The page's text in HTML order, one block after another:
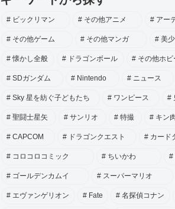
ビックリマン その他アニメ アー
その他ゲーム その他マンガ 美
懐かし全般 ドラゴンボール その他ホビ
SDガンダム Nintendo ニュース
Sky 星を紡ぐ子どもたち ワンピース
聖闘士星矢 サンリオ 特撮 キン
CAPCOM ドラゴンクエスト カード
コロコロコミック ちいかわ
ゴールデンカムイ スーパーマリオ
エヴァンゲリオン Fate 名探偵コナン